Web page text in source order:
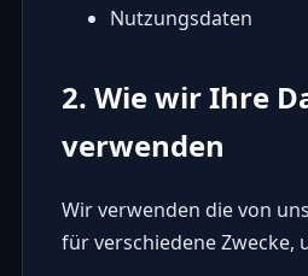
Nutzungsdaten
2. Wie wir Ihre
verwenden
Wir verwenden die von
für verschiedene Zwecke,